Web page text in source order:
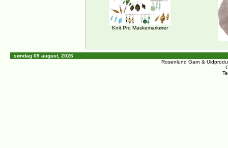
Knit Pro Maskemarkører
søndag 09 august, 2026
Rosenlund Garn &